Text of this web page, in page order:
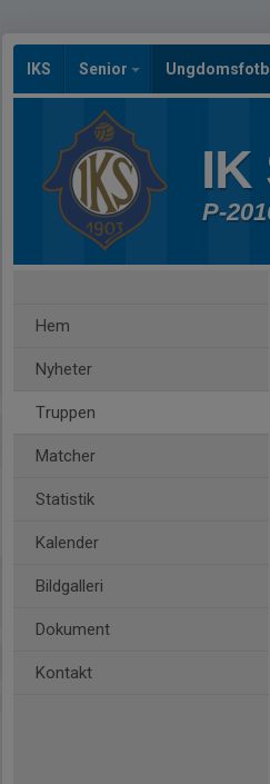
IKS Senior
IK
P-
Hem
Nyheter
Truppen
Matcher
Statistik
Kalender
Bildgalleri
Dokument
Kontakt